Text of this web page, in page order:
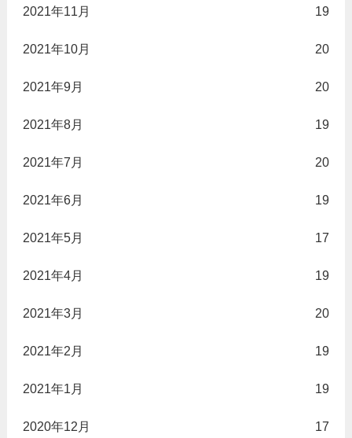
2021年11月 19
2021年10月 20
2021年9月 20
2021年8月 19
2021年7月 20
2021年6月 19
2021年5月 17
2021年4月 19
2021年3月 20
2021年2月 19
2021年1月 19
2020年12月 17